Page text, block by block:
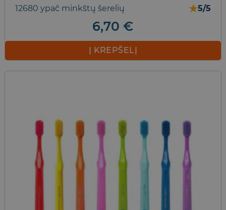
12680 ypač minkštų šerelių
★5/5
6,70€
Į KREPŠELĮ